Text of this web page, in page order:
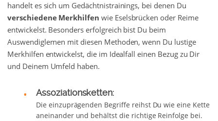
handelt es sich um Gedächtnistrainings, bei denen Du
verschiedene Merkhilfen wie Eselsbrücken oder Reime
entwickelst. Besonders erfolgreich bist Du beim
Auswendiglernen mit diesen Methoden, wenn Du lustige
Merkhilfen entwickelst, die im Idealfall einen Bezug zu Dir
und Deinem Umfeld haben.
Assoziationsketten:
Die einzuprägenden Begriffe reihst Du wie eine Kette
aneinander und behältst die richtige Reinfolge bei.